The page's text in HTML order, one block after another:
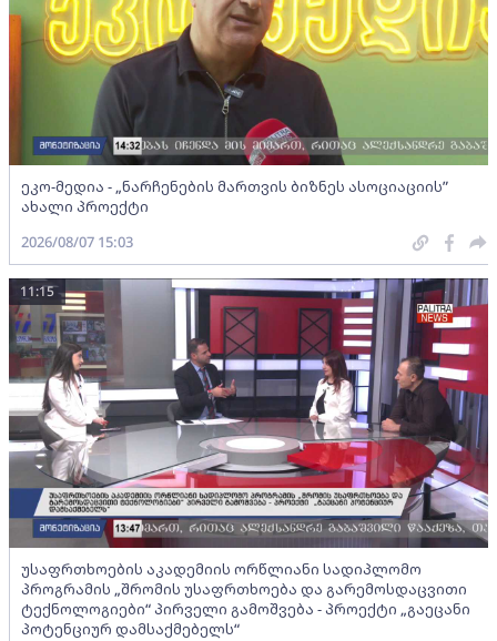
ეკო-მედია - „ნარჩენების მართვის ბიზნეს ასოციაციის”
ახალი პროექტი
2026/08/07 15:03
უსაფრთხოების აკადემიის ორწლიანი სადიპლომო
პროგრამის „შრომის უსაფრთხოება და გარემოსდაცვითი
ტექნოლოგიები“ პირველი გამოშვება - პროექტი „გაეცანი
პოტენციურ დამსაქმებელს“
11:15